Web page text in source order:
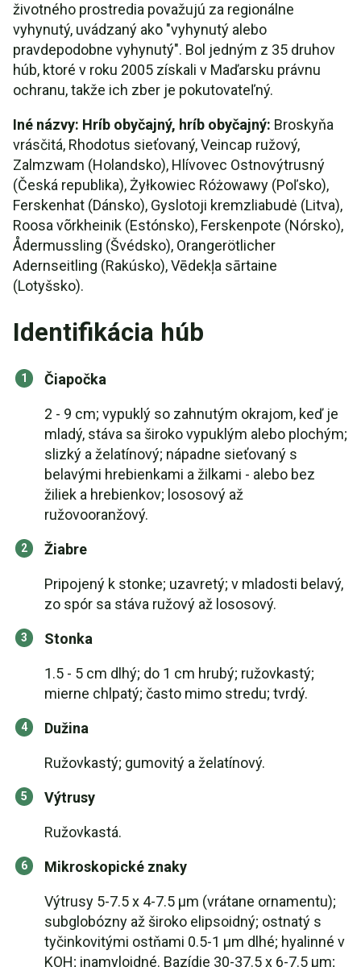
životného prostredia považujú za regionálne
vyhynutý, uvádzaný ako "vyhynutý alebo
pravdepodobne vyhynutý". Bol jedným z 35 druhov
húb, ktoré v roku 2005 získali v Maďarsku právnu
ochranu, takže ich zber je pokutovateľný.
Iné názvy: Hríb obyčajný, hríb obyčajný: Broskyňa
vrásčitá, Rhodotus sieťovaný, Veincap ružový,
Zalmzwam (Holandsko), Hlívovec Ostnovýtrusný
(Česká republika), Żyłkowiec Różowawy (Poľsko),
Ferskenhat (Dánsko), Gyslotoji kremzliabudė (Litva),
Roosa võrkheinik (Estónsko), Ferskenpote (Nórsko),
Ådermussling (Švédsko), Orangerötlicher
Adernseitling (Rakúsko), Vēdekļa sārtaine
(Lotyšsko).
Identifikácia húb
Čiapočka
2 - 9 cm; vypuklý so zahnutým okrajom, keď je
mladý, stáva sa široko vypuklým alebo plochým;
slizký a želatínový; nápadne sieťovaný s
belavými hrebienkami a žilkami - alebo bez
žiliek a hrebienkov; lososový až
ružovooranžový.
Žiabre
Pripojený k stonke; uzavretý; v mladosti belavý,
zo spór sa stáva ružový až lososový.
Stonka
1.5 - 5 cm dlhý; do 1 cm hrubý; ružovkastý;
mierne chlpatý; často mimo stredu; tvrdý.
Dužina
Ružovkastý; gumovitý a želatínový.
Výtrusy
Ružovkastá.
Mikroskopické znaky
Výtrusy 5-7.5 x 4-7.5 µm (vrátane ornamentu);
subglobózny až široko elipsoidný; ostnatý s
tyčinkovitými ostňami 0.5-1 µm dlhé; hyalinné v
KOH; inamyloidné. Bazídie 30-37.5 x 6-7.5 µm;